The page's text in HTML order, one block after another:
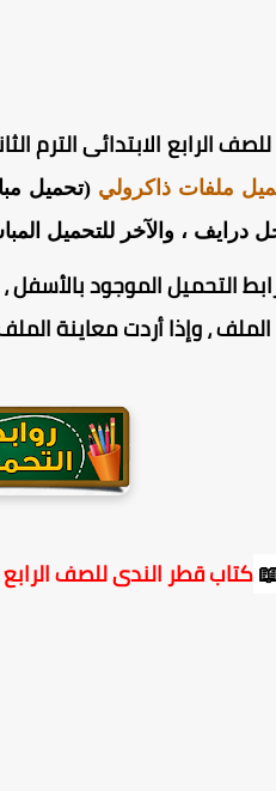
الرابع الابتدائى الترم
ملفات ذاكرولي (تحميل
درايف ، والآخر للتحميل
التحميل الموجود
، وإذا أردت معاينة
كتاب قطر الندى للصف الرابع